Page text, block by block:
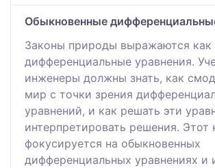
Обыкновенные
Законы природы выражаются как
дифференциальные уравнения.
инженеры должны знать, как
мир с точки зрения
уравнений, и как решать эти
интерпретировать решения. Этот
фокусируется на обыкновенных
дифференциальных уравнениях и